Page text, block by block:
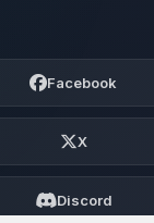
Facebook
X
Discord